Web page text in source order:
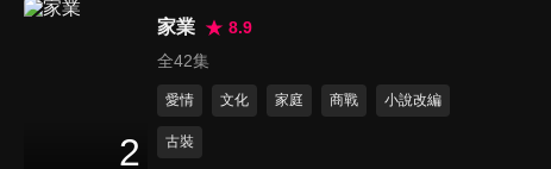
分鐘
2
家業
8.9
全42集
愛情 文化 家庭 商戰 小說改編
古裝